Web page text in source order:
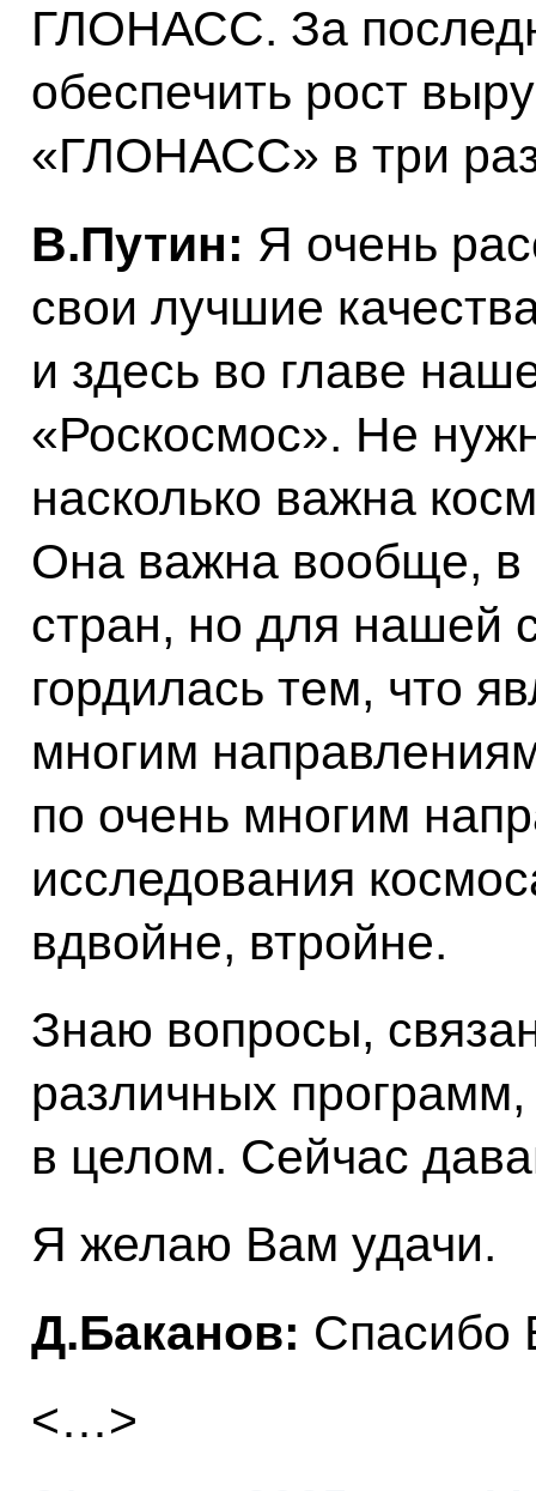
ГЛОНАСС. За
обеспечить рост
«ГЛОНАСС» в три
В.Путин: Я очень
свои лучшие
и здесь во главе
«Роскосмос». Не
насколько важна
Она важна вообще, в
стран, но для нашей
гордилась тем, что
многим
по очень многим
исследования
вдвойне, втройне.
Знаю вопросы,
различных
в целом. Сейчас
Я желаю Вам удачи.
Д.Баканов: Спасибо
<…>